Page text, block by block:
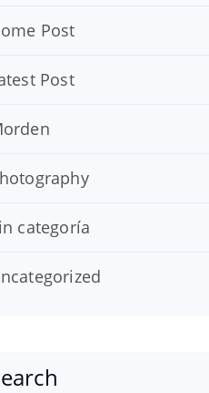
Post
Post
categoría